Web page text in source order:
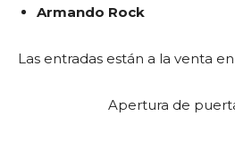
Armando Rock
Las entradas están a la venta en
Apertura de